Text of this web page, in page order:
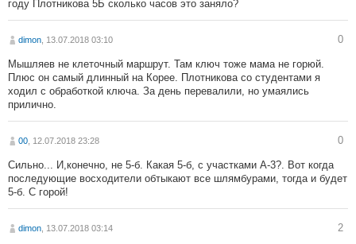
году Плотникова 5Б сколько часов это заняло?
dimon , 13.07.2018 03:10 0
Мышляев не клеточный маршрут. Там ключ тоже мама не горюй.
Плюс он самый длинный на Корее. Плотникова со студентами я
ходил с обработкой ключа. За день перевалили, но умаялись
прилично.
00 , 12.07.2018 23:28 0
Сильно... И,конечно, не 5-б. Какая 5-б, с участками А-3?. Вот когда
последующие восходители обтыкают все шлямбурами, тогда и будет
5-б. С горой!
dimon , 13.07.2018 03:14 2